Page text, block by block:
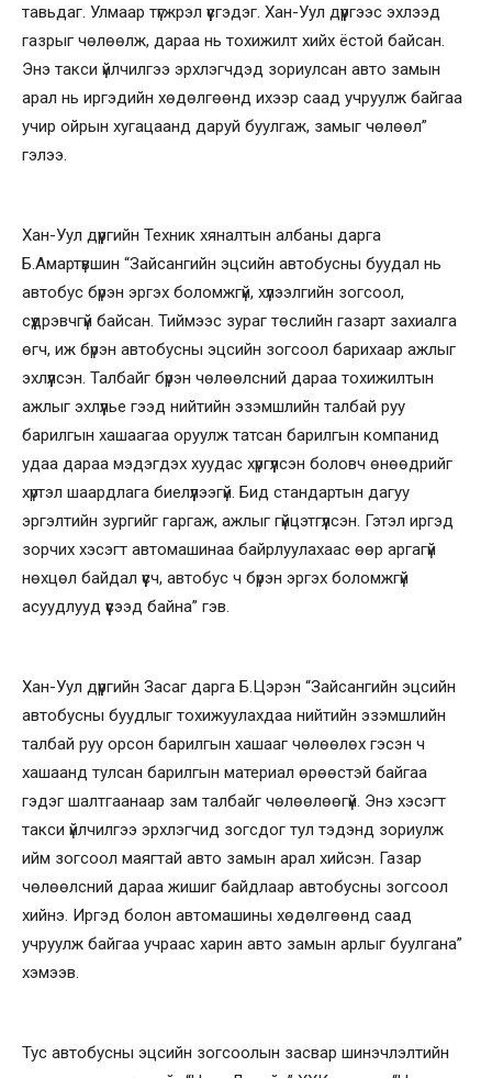
тавьдаг. Улмаар түгжрэл үүсгэдэг. Хан-Уул дүүргээс эхлээд
газрыг чөлөөлж, дараа нь тохижилт хийх ёстой байсан.
Энэ такси үйлчилгээ эрхлэгчдэд зориулсан авто замын
арал нь иргэдийн хөдөлгөөнд ихээр саад учруулж байгаа
учир ойрын хугацаанд даруй буулгаж, замыг чөлөөл”
гэлээ.
Хан-Уул дүүргийн Техник хяналтын албаны дарга
Б.Амартүвшин “Зайсангийн эцсийн автобусны буудал нь
автобус бүрэн эргэх боломжгүй, хүлээлгийн зогсоол,
сүүдрэвчгүй байсан. Тиймээс зураг төслийн газарт захиалга
өгч, иж бүрэн автобусны эцсийн зогсоол барихаар ажлыг
эхлүүлсэн. Талбайг бүрэн чөлөөлсний дараа тохижилтын
ажлыг эхлүүлье гээд нийтийн эзэмшлийн талбай руу
барилгын хашаагаа оруулж татсан барилгын компанид
удаа дараа мэдэгдэх хуудас хүргүүлсэн боловч өнөөдрийг
хүртэл шаардлага биелүүлээгүй. Бид стандартын дагуу
эргэлтийн зургийг гаргаж, ажлыг гүйцэтгүүлсэн. Гэтэл иргэд
зорчих хэсэгт автомашинаа байрлуулахаас өөр аргагүй
нөхцөл байдал үүсч, автобус ч бүрэн эргэх боломжгүй
асуудлууд үүсээд байна” гэв.
Хан-Уул дүүргийн Засаг дарга Б.Цэрэн “Зайсангийн эцсийн
автобусны буудлыг тохижуулахдаа нийтийн эзэмшлийн
талбай руу орсон барилгын хашааг чөлөөлөх гэсэн ч
хашаанд тулсан барилгын материал өрөөстэй байгаа
гэдэг шалтгаанаар зам талбайг чөлөөлөөгүй. Энэ хэсэгт
такси үйлчилгээ эрхлэгчид зогсдог тул тэдэнд зориулж
ийм зогсоол маягтай авто замын арал хийсэн. Газар
чөлөөлсний дараа жишиг байдлаар автобусны зогсоол
хийнэ. Иргэд болон автомашины хөдөлгөөнд саад
учруулж байгаа учраас харин авто замын арлыг буулгана”
хэмээв.
Тус автобусны эцсийн зогсоолын засвар шинэчлэлтийн